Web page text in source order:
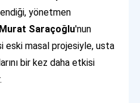
yönetmen
Murat Saraçoğlu'nun
eski masal projesiyle, usta
bir kez daha etkisi